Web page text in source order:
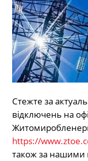
Стежте за
відключень на
https://
також за нашими